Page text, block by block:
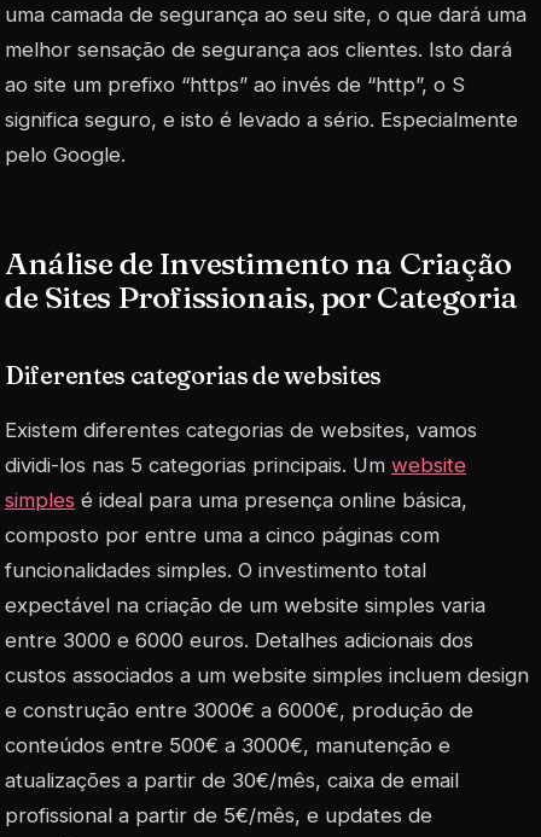
uma camada de segurança ao seu site, o que dará uma
melhor sensação de segurança aos clientes. Isto dará
ao site um prefixo “https” ao invés de “http”, o S
significa seguro, e isto é levado a sério. Especialmente
pelo Google.
Análise de Investimento na Criação
de Sites Profissionais, por Categoria
Diferentes categorias de websites
Existem diferentes categorias de websites, vamos
dividi-los nas 5 categorias principais. Um website
simples é ideal para uma presença online básica,
composto por entre uma a cinco páginas com
funcionalidades simples. O investimento total
expectável na criação de um website simples varia
entre 3000 e 6000 euros. Detalhes adicionais dos
custos associados a um website simples incluem design
e construção entre 3000€ a 6000€, produção de
conteúdos entre 500€ a 3000€, manutenção e
atualizações a partir de 30€/mês, caixa de email
profissional a partir de 5€/mês, e updates de